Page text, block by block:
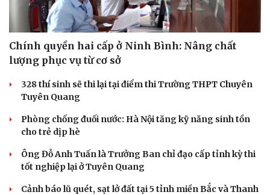
Cải chính
Chính quyền hai cấp ở Ninh Bình: Nâng chất
lượng phục vụ từ cơ sở
328 thí sinh sẽ thi lại tại điểm thi Trường THPT Chuyên
Tuyên Quang
Phòng chống đuối nước: Hà Nội tăng kỹ năng sinh tồn
cho trẻ dịp hè
Ông Đỗ Anh Tuấn là Trưởng Ban chỉ đạo cấp tỉnh kỳ thi
tốt nghiệp lại ở Tuyên Quang
Cảnh báo lũ quét, sạt lở đất tại 5 tỉnh miền Bắc và Thanh